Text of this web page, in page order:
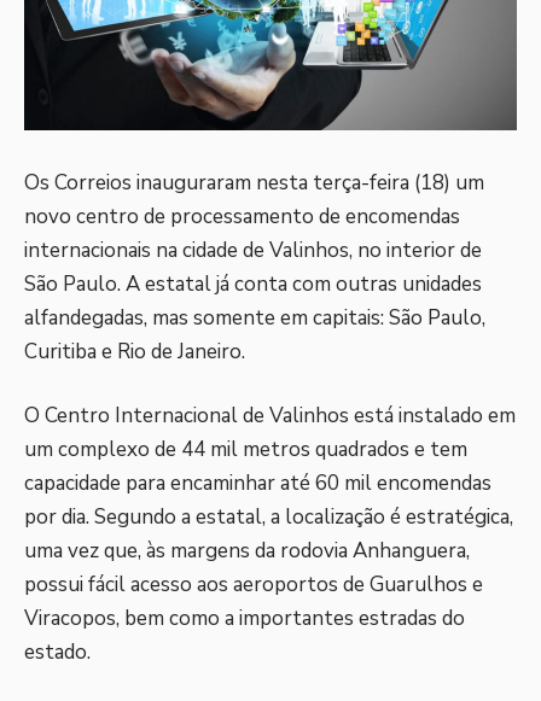
Os Correios inauguraram nesta terça-feira (18) um
novo centro de processamento de encomendas
internacionais na cidade de Valinhos, no interior de
São Paulo. A estatal já conta com outras unidades
alfandegadas, mas somente em capitais: São Paulo,
Curitiba e Rio de Janeiro.
O Centro Internacional de Valinhos está instalado em
um complexo de 44 mil metros quadrados e tem
capacidade para encaminhar até 60 mil encomendas
por dia. Segundo a estatal, a localização é estratégica,
uma vez que, às margens da rodovia Anhanguera,
possui fácil acesso aos aeroportos de Guarulhos e
Viracopos, bem como a importantes estradas do
estado.